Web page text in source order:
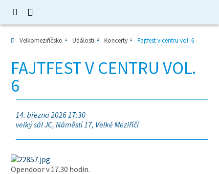
Velkomeziříčsko Události Koncerty Fajtfest v centru vol. 6
FAJTFEST V CENTRU VOL.
6
14. března 2026 17:30
velký sál JC, Náměstí 17, Velké Meziříčí
Opendoor v 17.30 hodin.